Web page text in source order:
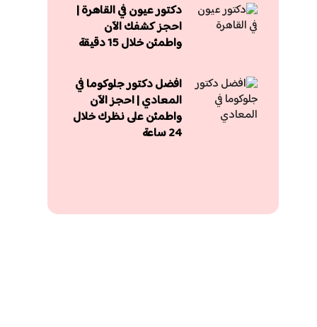
دكتور عيون في القاهرة |
احجز كشفك الآن
واطمئن خلال 15 دقيقة
افضل دكتور جلوكوما في
المعادي | احجز الآن
واطمئن على نظرك خلال
24 ساعة